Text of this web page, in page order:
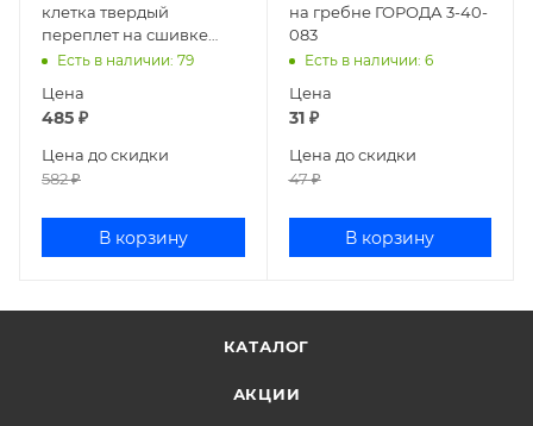
клетка твердый
переплет на сшивке
Моя страна
Есть в наличии: 79
Цена
485 ₽
Цена до скидки
582₽
В корзину
на гребне ГОРОДА 3-40-
083
Есть в наличии: 6
Цена
31₽
Цена до скидки
47₽
В корзину
КАТАЛОГ
АКЦИИ